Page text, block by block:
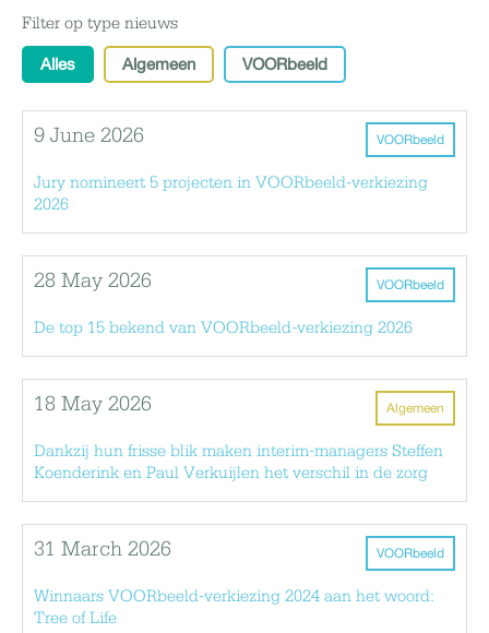
Filter op type nieuws
Alles Algemeen VOORbeeld
VOORbeeld
9 June 2026
Jury nomineert 5 projecten in VOORbeeld-verkiezing
2026
VOORbeeld
28 May 2026
De top 15 bekend van VOORbeeld-verkiezing 2026
Algemeen
18 May 2026
Dankzij hun frisse blik maken interim-managers Steffen
Koenderink en Paul Verkuijlen het verschil in de zorg
VOORbeeld
31 March 2026
Winnaars VOORbeeld-verkiezing 2024 aan het woord:
Tree of Life